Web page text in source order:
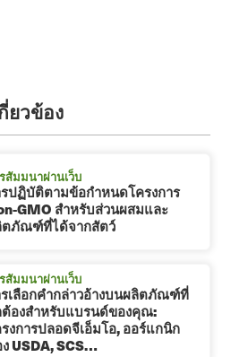
ยวข้อง
สัมมนาผ่านเว็บ
ปฏิบัติตามข้อกําหนดโครงการ
GMO สําหรับส่วนผสมและ
ตภัณฑ์ที่ได้จากสัตว์
สัมมนาผ่านเว็บ
เลือกคำกล่าวอ้างบนผลิตภัณฑ์ที่
องสำหรับแบรนด์ของคุณ:
งการปลอดจีเอ็มโอ, ออร์แกนิก
USDA, SCS…